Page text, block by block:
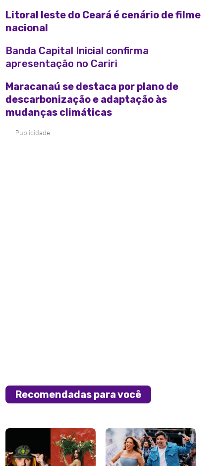
Litoral leste do Ceará é cenário de filme
nacional
Banda Capital Inicial confirma
apresentação no Cariri
Maracanaú se destaca por plano de
descarbonização e adaptação às
mudanças climáticas
Publicidade
Recomendadas para você